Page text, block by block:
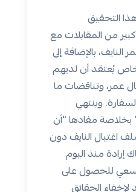
التحقيق
من المقابلات مع
بالإضافة إلى
يُعتقد أن لديهم
عمر، وتناقضات ما
وينتهي
مفادها "أن
اغتيال النايف دون
إرادة منذ اليوم
للحصول على